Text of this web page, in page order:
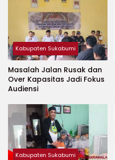
Kabupaten Sukabumi
Masalah Jalan Rusak dan
Over Kapasitas Jadi Fokus
Audiensi
Kabupaten Sukabumi